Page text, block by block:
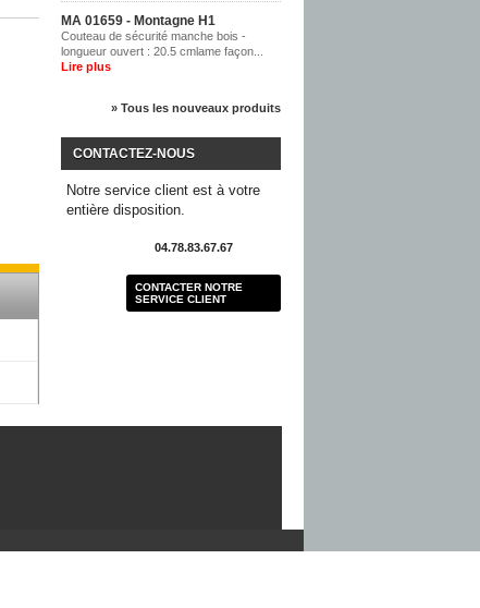
MA 01659 - Montagne H1
Couteau de sécurité manche bois -
longueur ouvert : 20.5 cmlame façon...
Lire plus
» Tous les nouveaux produits
CONTACTEZ-NOUS
Notre service client est à votre
entière disposition.
04.78.83.67.67
CONTACTER NOTRE
SERVICE CLIENT